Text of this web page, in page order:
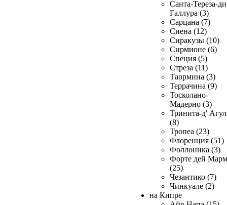
Санта-Тереза-
Галлура (3)
Сарцана (7)
Сиена (12)
Сиракузы (10)
Сирмионе (6)
Специя (5)
Стреза (11)
Таормина (3)
Террачина (9)
Тосколано-
Мадерно (3)
Тринита-д'
(8)
Тропеа (23)
Флоренция (51)
Фоллоника (3)
Форте дей
(25)
Чезантико (7)
Чинкуале (2)
на Кипре